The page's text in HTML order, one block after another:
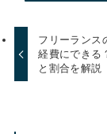
フリーランス
経費にできる
と割合を解説